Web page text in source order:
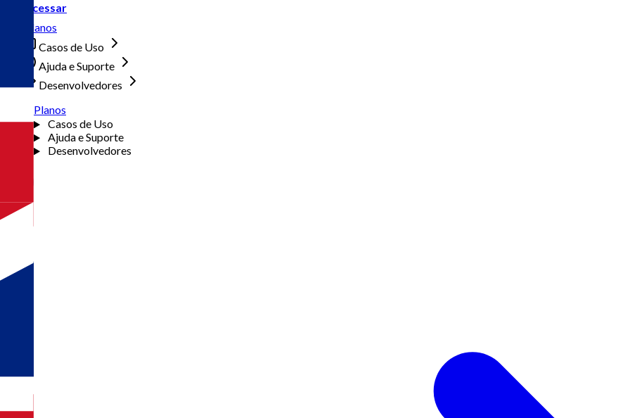
Acessar
Planos
Casos de Uso
Ajuda e Suporte
Desenvolvedores
Planos
Casos de Uso
Ajuda e Suporte
Desenvolvedores